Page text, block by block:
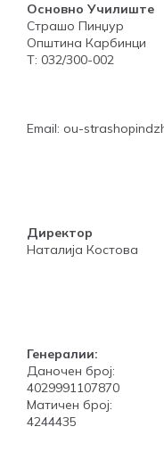
Основно Училиште
Страшо Пинџур
Општина Карбинци
Т: 032/300-002
Email: ou-
Директор
Наталија Костова
Генералии:
Даночен број:
4029991107870
Матичен број:
4244435